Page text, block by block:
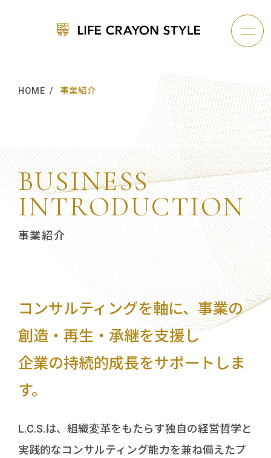
企業情報
事業紹介
グループの取り組み
お知らせ
採用情報
お問い合わせ
HOME 事業紹介
BUSINESS
INTRODUCTION
事業紹介
コンサルティングを軸に、事業の
創造・再生・承継を支援し
企業の持続的成長をサポートしま
す。
L.C.S.は、組織変革をもたらす独自の経営哲学と
実践的なコンサルティング能力を兼ね備えたプ